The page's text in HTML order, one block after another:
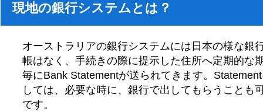
現地の銀行システムとは？
オーストラリアの銀行システムには日本の様な銀
帳はなく、手続きの際に提示した住所へ定期的な
毎にBank Statementが送られてきます。
しては、必要な時に、銀行で出してもらうことも
です。